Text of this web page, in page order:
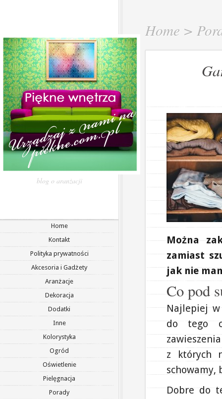
blog o aranżacji
Home
Kontakt
Polityka prywatności
Akcesoria i Gadżety
Aranżacje
Dekoracja
Dodatki
Inne
Kolorystyka
Ogród
Oświetlenie
Pielęgnacja
Porady
Home >
Można
zamiast
jak nie
Co pod
Najlepiej
do tego
z których
schowamy,
Dobre do